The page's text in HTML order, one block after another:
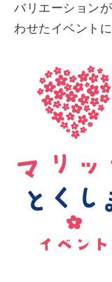
バリエーション
わせたイベント